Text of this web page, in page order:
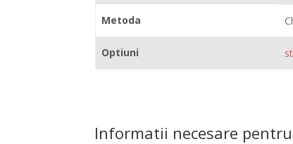
Metoda
Optiuni
Informatii necesare